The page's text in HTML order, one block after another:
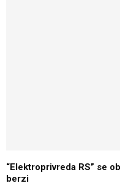
“Elektroprivreda RS” se
berzi